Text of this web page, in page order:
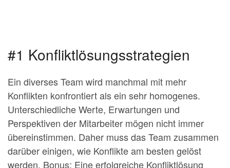
#1 Konfliktlösungsstrategien
Ein diverses Team wird manchmal mit mehr
Konflikten konfrontiert als ein sehr homogenes.
Unterschiedliche Werte, Erwartungen und
Perspektiven der Mitarbeiter mögen nicht immer
übereinstimmen. Daher muss das Team zusammen
darüber einigen, wie Konflikte am besten gelöst
werden. Bonus: Eine erfolgreiche Konfliktlösung